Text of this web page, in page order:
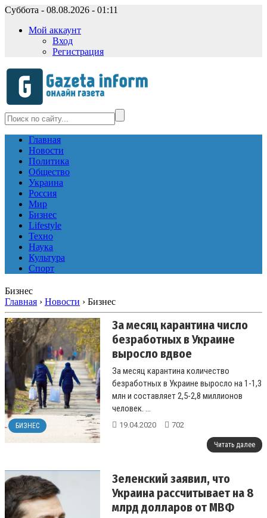
Суббота - 08.08.2026 - 01:11
Мой аккаунт
Вход
Регистрация
Главная
Новости
Политика
Общество
Украина
Россия
Мир
Бизнес
Lifestyle
Техно
Наука
Культура
Спорт
Бизнес
Главная › Новости › Бизнес
БИЗНЕС
За месяц карантина число
безработных в Украине
выросло вдвое
За месяц карантина количество
безработных в Украине выросло на 1-1,3
млн и составляет 2,5-2,8 миллионов
человек. ...
19.04.2020 702
Читать далее
Зеленский заявил, что
Украина рассчитывает на 8
млрд долларов от МВФ